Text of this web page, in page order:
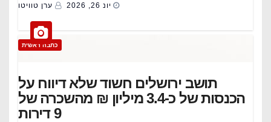
יונ 26, 2026 ערן טוויטו
כתבה ראשית
תושב ירושלים חשוד שלא דיווח על
הכנסות של כ-3.4 מיליון ₪ מהשכרה של
9 דירות